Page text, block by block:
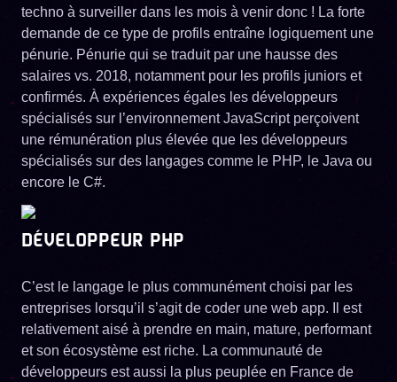
techno à surveiller dans les mois à venir donc ! La forte
demande de ce type de profils entraîne logiquement une
pénurie. Pénurie qui se traduit par une hausse des
salaires vs. 2018, notamment pour les profils juniors et
confirmés. À expériences égales les développeurs
spécialisés sur l’environnement JavaScript perçoivent
une rémunération plus élevée que les développeurs
spécialisés sur des langages comme le PHP, le Java ou
encore le C#.
DÉVELOPPEUR PHP
C’est le langage le plus communément choisi par les
entreprises lorsqu’il s’agit de coder une web app. Il est
relativement aisé à prendre en main, mature, performant
et son écosystème est riche. La communauté de
développeurs est aussi la plus peuplée en France de